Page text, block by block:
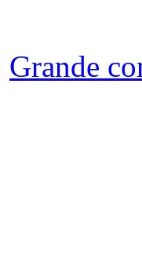
Grande